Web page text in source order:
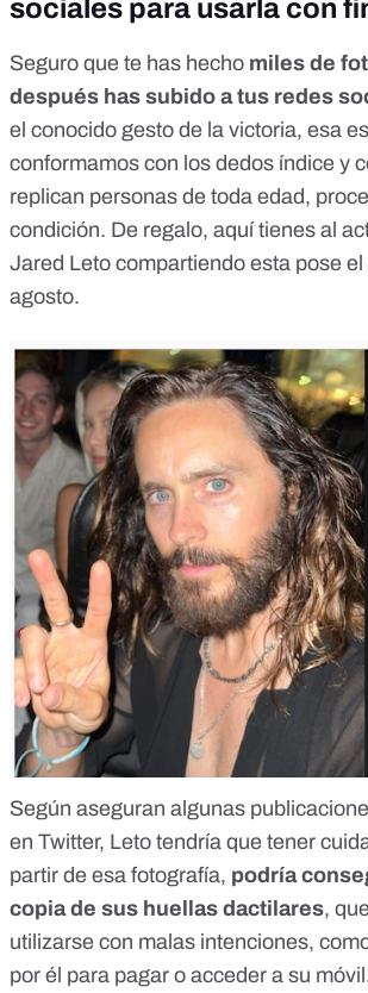
sociales para usarla con
Seguro que te has hecho miles de
después has subido a tus redes
el conocido gesto de la victoria, esa
conformamos con los dedos índice y
replican personas de toda edad,
condición. De regalo, aquí tienes al
Jared Leto compartiendo esta pose el
agosto.
Según aseguran algunas
en Twitter, Leto tendría que tener
partir de esa fotografía, podría
copia de sus huellas dactilares,
utilizarse con malas intenciones,
por él para pagar o acceder a su